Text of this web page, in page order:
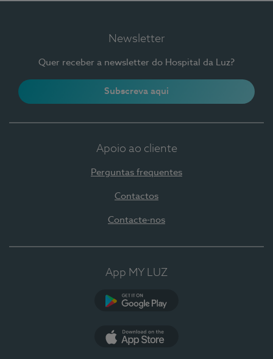
Newsletter
Quer receber a newsletter do Hospital da Luz?
Subscreva aqui
Apoio ao cliente
Perguntas frequentes
Contactos
Contacte-nos
App MY LUZ